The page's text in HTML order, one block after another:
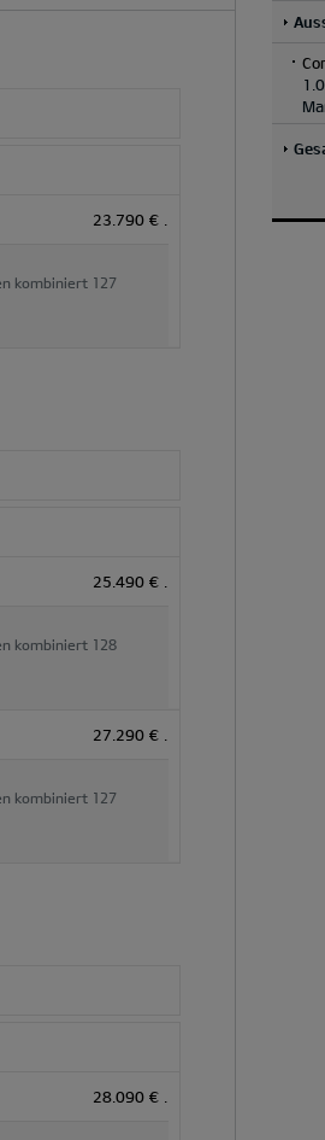
23.790 €
kombiniert 127
25.490 €
kombiniert 128
27.290 €
kombiniert 127
28.090 €